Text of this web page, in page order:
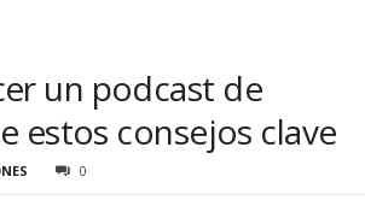
un podcast de
estos consejos clave
0